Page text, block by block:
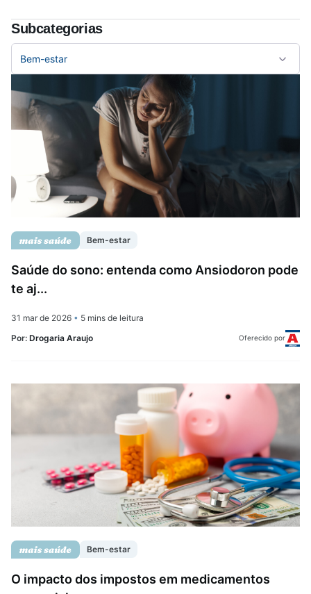
Saúde do homem
Vacinas
Subcategorias
Bem-estar
Bem-estar
Saúde do sono: entenda como Ansiodoron pode
te aj...
31 mar de 2026 • 5 mins de leitura
Por: Drogaria Araujo Oferecido por
Bem-estar
O impacto dos impostos em medicamentos